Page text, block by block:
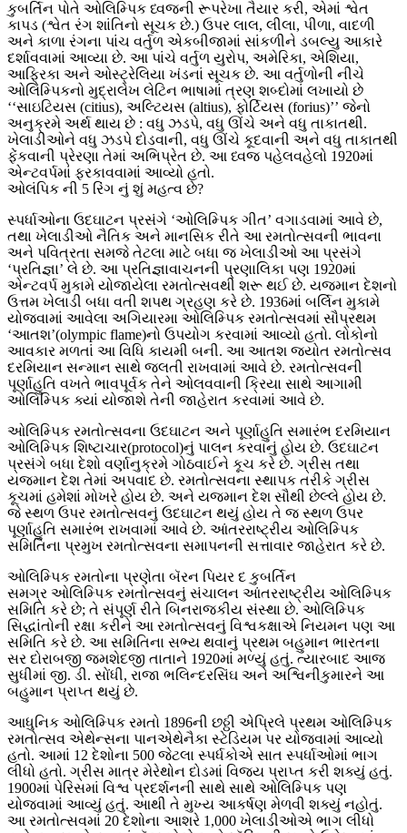
કુબર્તિન પોતે ઓલિમ્પિક ધ્વજની રૂપરેખા તૈયાર કરી, એમાં શ્વેત
કાપડ (શ્વેત રંગ શાંતિનો સૂચક છે.) ઉપર લાલ, લીલા, પીળા, વાદળી
અને કાળા રંગના પાંચ વર્તુળ એકબીજામાં સાંકળીને ડબલ્યુ આકારે
દર્શાવવામાં આવ્યા છે. આ પાંચે વર્તુળ યુરોપ, અમેરિકા, એશિયા,
આફ્રિકા અને ઓસ્ટ્રેલિયા ખંડનાં સૂચક છે. આ વર્તુળોની નીચે
ઓલિમ્પિકનો મુદ્રાલેખ લેટિન ભાષામાં ત્રણ શબ્દોમાં લખાયો છે
‘‘સાઇટિયસ (citius), અલ્ટિયસ (altius), ફોર્ટિયસ (forius)’’ જેનો
અનુક્રમે અર્થ થાય છે : વધુ ઝડપે, વધુ ઊંચે અને વધુ તાકાતથી.
ખેલાડીઓને વધુ ઝડપે દોડવાની, વધુ ઊંચે કૂદવાની અને વધુ તાકાતથી
ફેંકવાની પ્રેરણા તેમાં અભિપ્રેત છે. આ ધ્વજ પહેલવહેલો 1920માં
એન્ટવર્પમાં ફરકાવવામાં આવ્યો હતો.
ઓલંપિક ની 5 રિંગ નું શું મહત્વ છે?
સ્પર્ધાઓના ઉદઘાટન પ્રસંગે ‘ઓલિમ્પિક ગીત’ વગાડવામાં આવે છે,
તથા ખેલાડીઓ નૈતિક અને માનસિક રીતે આ રમતોત્સવની ભાવના
અને પવિત્રતા સમજે તેટલા માટે બધા જ ખેલાડીઓ આ પ્રસંગે
‘પ્રતિજ્ઞા’ લે છે. આ પ્રતિજ્ઞાવાચનની પ્રણાલિકા પણ 1920માં
એન્ટવર્પ મુકામે યોજાયેલા રમતોત્સવથી શરૂ થઈ છે. યજમાન દેશનો
ઉત્તમ ખેલાડી બધા વતી શપથ ગ્રહણ કરે છે. 1936માં બર્લિન મુકામે
યોજવામાં આવેલા અગિયારમા ઓલિમ્પિક રમતોત્સવમાં સૌપ્રથમ
‘આતશ’(olympic flame)નો ઉપયોગ કરવામાં આવ્યો હતો. લોકોનો
આવકાર મળતાં આ વિધિ કાયમી બની. આ આતશ જ્યોત રમતોત્સવ
દરમિયાન સન્માન સાથે જલતી રાખવામાં આવે છે. રમતોત્સવની
પૂર્ણાહુતિ વખતે ભાવપૂર્વક તેને ઓલવવાની ક્રિયા સાથે આગામી
ઓલિમ્પિક ક્યાં યોજાશે તેની જાહેરાત કરવામાં આવે છે.
ઓલિમ્પિક રમતોત્સવના ઉદઘાટન અને પૂર્ણાહુતિ સમારંભ દરમિયાન
ઓલિમ્પિક શિષ્ટાચાર(protocol)નું પાલન કરવાનું હોય છે. ઉદઘાટન
પ્રસંગે બધા દેશો વર્ણાનુક્રમે ગોઠવાઈને કૂચ કરે છે. ગ્રીસ તથા
યજમાન દેશ તેમાં અપવાદ છે. રમતોત્સવના સ્થાપક તરીકે ગ્રીસ
કૂચમાં હમેશાં મોખરે હોય છે. અને યજમાન દેશ સૌથી છેલ્લે હોય છે.
જે સ્થળ ઉપર રમતોત્સવનું ઉદઘાટન થયું હોય તે જ સ્થળ ઉપર
પૂર્ણાહુતિ સમારંભ રાખવામાં આવે છે. આંતરરાષ્ટ્રીય ઓલિમ્પિક
સમિતિના પ્રમુખ રમતોત્સવના સમાપનની સત્તાવાર જાહેરાત કરે છે.
ઓલિમ્પિક રમતોના પ્રણેતા બૅરન પિયર દ કુબર્તિન
સમગ્ર ઓલિમ્પિક રમતોત્સવનું સંચાલન આંતરરાષ્ટ્રીય ઓલિમ્પિક
સમિતિ કરે છે; તે સંપૂર્ણ રીતે બિનરાજકીય સંસ્થા છે. ઓલિમ્પિક
સિદ્ધાંતોની રક્ષા કરીને આ રમતોત્સવનું વિશ્વકક્ષાએ નિયમન પણ આ
સમિતિ કરે છે. આ સમિતિના સભ્ય થવાનું પ્રથમ બહુમાન ભારતના
સર દોરાબજી જમશેદજી તાતાને 1920માં મળ્યું હતું. ત્યારબાદ આજ
સુધીમાં જી. ડી. સોંધી, રાજા ભલિન્દરસિંઘ અને અશ્વિનીકુમારને આ
બહુમાન પ્રાપ્ત થયું છે.
આધુનિક ઓલિમ્પિક રમતો 1896ની છઠ્ઠી એપ્રિલે પ્રથમ ઓલિમ્પિક
રમતોત્સવ એથેન્સના પાનએથેનૈકા સ્ટેડિયમ પર યોજવામાં આવ્યો
હતો. આમાં 12 દેશોના 500 જેટલા સ્પર્ધકોએ સાત સ્પર્ધાઓમાં ભાગ
લીધો હતો. ગ્રીસ માત્ર મેરેથોન દોડમાં વિજય પ્રાપ્ત કરી શક્યું હતું.
1900માં પેરિસમાં વિશ્વ પ્રદર્શનની સાથે સાથે ઓલિમ્પિક પણ
યોજવામાં આવ્યું હતું. આથી તે મુખ્ય આકર્ષણ મેળવી શક્યું નહોતું.
આ રમતોત્સવમાં 20 દેશોના આશરે 1,000 ખેલાડીઓએ ભાગ લીધો